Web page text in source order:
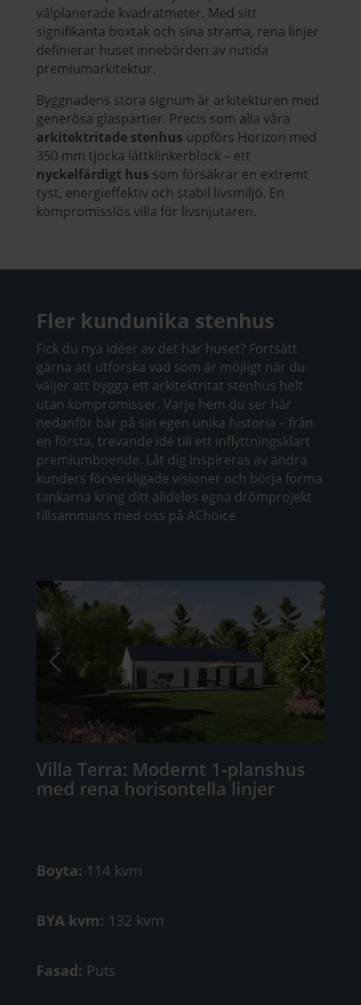
välplanerade kvadratmeter. Med sitt
signifikanta boxtak och sina strama, rena linjer
definierar huset innebörden av nutida
premiumarkitektur.
Byggnadens stora signum är arkitekturen med
generösa glaspartier. Precis som alla våra
arkitektritade stenhus uppförs Horizon med
350 mm tjocka lättklinkerblock– ett
nyckelfärdigt hus som försäkrar en extremt
tyst, energieffektiv och stabil livsmiljö. En
kompromisslös villa för livsnjutaren.
Fler kundunika stenhus
Fick du nya idéer av det här huset? Fortsätt
gärna att utforska vad som är möjligt när du
väljer att bygga ett arkitektritat stenhus helt
utan kompromisser. Varje hem du ser här
nedanför bär på sin egen unika historia – från
en första, trevande idé till ett inflyttningsklart
premiumboende. Låt dig inspireras av andra
kunders förverkligade visioner och börja forma
tankarna kring ditt alldeles egna drömprojekt
tillsammans med oss på AChoice
Villa Terra: Modernt 1-planshus
med rena horisontella linjer
Boyta: 114 kvm
BYA kvm: 132 kvm
Fasad: Puts